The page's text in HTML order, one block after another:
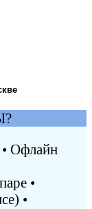
Офлайн
•
•